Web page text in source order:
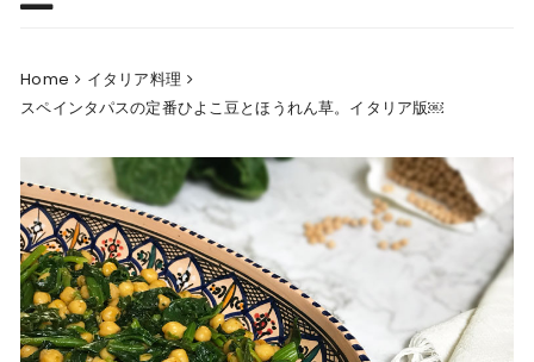
Home
イタリア料理
スペインタパスの定番ひよこ豆とほうれん草。イタリア版￼